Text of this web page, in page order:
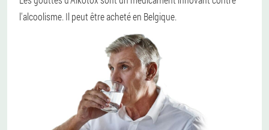
l'alcoolisme. Il peut être acheté en Belgique.